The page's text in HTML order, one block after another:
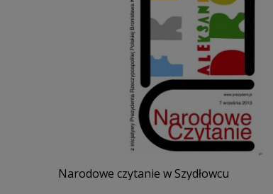
Narodowe czytanie w Szydłowcu